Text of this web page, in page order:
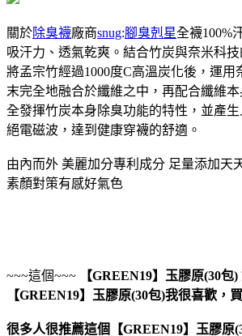
關於除臭襪廠商snug:腳臭剋星全襪100%
吸汗力、透氣乾爽。結合竹炭與奈米科
將孟宗竹經過1000度C高溫炭化後，運用
末完全地融合於纖維之中，再配合纖維
全發揮竹炭本身除臭功能的特性，並產
絕電磁波，達到健康穿襪的舒適。
由內而外 美麗加分專利成分 足量添加天
素顏對策有感好氣色
~~~這個~~~ 【GREEN19】玉膠原(30包)
【GREEN19】玉膠原(30包)我很喜歡，
很多人很推薦這個【GREEN19】玉膠原